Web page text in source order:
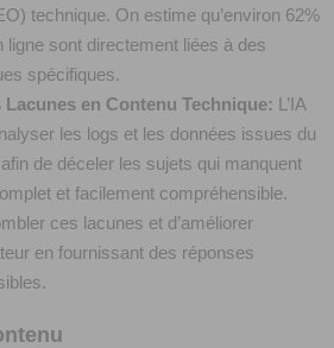
technique. On estime qu’environ 62%
ligne sont directement liées à des
spécifiques.
en Contenu Technique: L’IA
les logs et les données issues du
de déceler les sujets qui manquent
et facilement compréhensible.
ces lacunes et d’améliorer
en fournissant des réponses